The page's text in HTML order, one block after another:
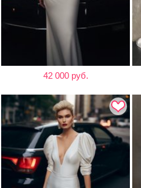
42 000 руб.